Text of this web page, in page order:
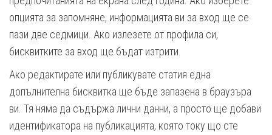
опцията за запомняне, информацията ви за вход ще се
пази две седмици. Ако излезете от профила си,
бисквитките за вход ще бъдат изтрити.
Ако редактирате или публикувате статия една
допълнителна бисквитка ще бъде запазена в браузъра
ви. Тя няма да съдържа лични данни, а просто ще добави
идентификатора на публикацията, която току що сте